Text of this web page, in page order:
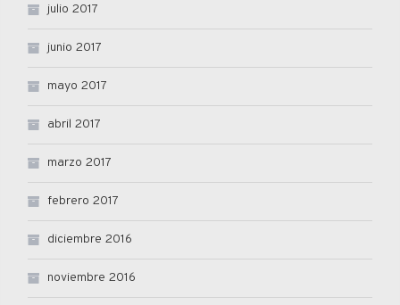
julio 2017
junio 2017
mayo 2017
abril 2017
marzo 2017
febrero 2017
diciembre 2016
noviembre 2016